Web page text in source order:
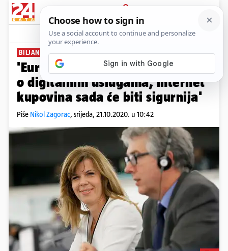
PRIJAVA
News Komentari
BILJANA BORZAN:
'Europski parlament usvojio Akt
o digitalnim uslugama, internet
kupovina sada će biti sigurnija'
Piše Nikol Zagorac, srijeda, 21.10.2020. u 10:42